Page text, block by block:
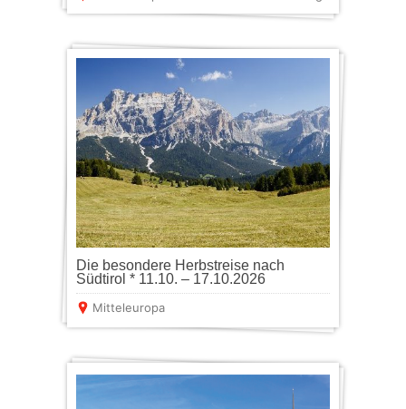
Die besondere Herbstreise nach
Südtirol * 11.10. – 17.10.2026
Mitteleuropa